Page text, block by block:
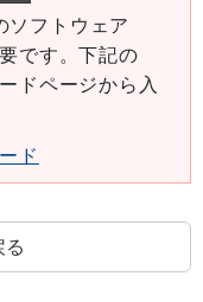
ソフトウェア
です。下記の
ドページから入
ド